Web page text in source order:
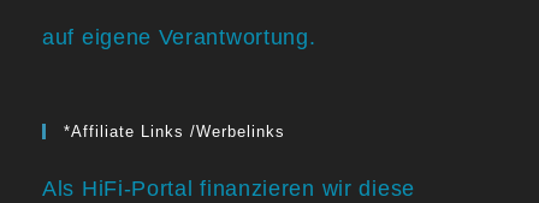
auf eigene Verantwortung.
*Affiliate Links /Werbelinks
Als HiFi-Portal finanzieren wir diese